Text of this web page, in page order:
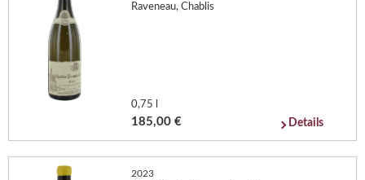
Raveneau, Chablis
0,75 l
185,00 € Details
2023